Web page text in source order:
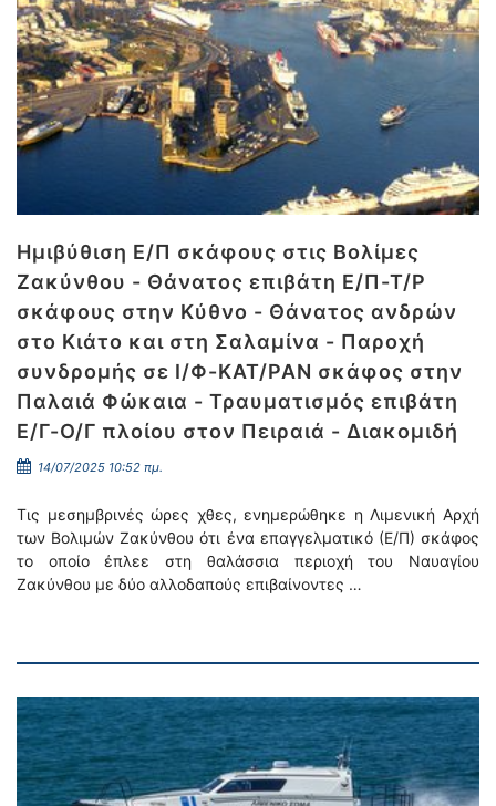
Ημιβύθιση Ε/Π σκάφους στις Βολίμες
Ζακύνθου - Θάνατος επιβάτη Ε/Π-Τ/Ρ
σκάφους στην Κύθνο - Θάνατος ανδρών
στο Κιάτο και στη Σαλαμίνα - Παροχή
συνδρομής σε Ι/Φ-ΚΑΤ/ΡΑΝ σκάφος στην
Παλαιά Φώκαια - Τραυματισμός επιβάτη
Ε/Γ-Ο/Γ πλοίου στον Πειραιά - Διακομιδή
14/07/2025 10:52 πμ.
Τις μεσημβρινές ώρες χθες, ενημερώθηκε η Λιμενική Αρχή
των Βολιμών Ζακύνθου ότι ένα επαγγελματικό (Ε/Π) σκάφος
το οποίο έπλεε στη θαλάσσια περιοχή του Ναυαγίου
Ζακύνθου με δύο αλλοδαπούς επιβαίνοντες …